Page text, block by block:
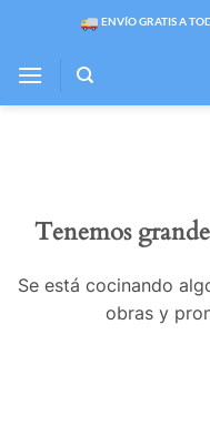
contenido
ENVÍO GRATIS A
Tenemos
Se está cocinando
obras y